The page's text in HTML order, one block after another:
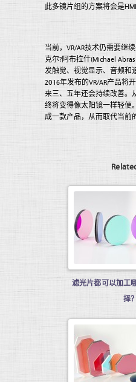
此多镜片组的方案将会是
当前，VR/AR技术仍需要继
克尔?阿布拉什(Michael
发触觉、视觉显示、音频和
2016年发布的VR/AR产品将
来三、五年还会持续改善。
终将变得像太阳镜一样轻便
成一款产品，从而取代当前
滤光片都可以加工
择？